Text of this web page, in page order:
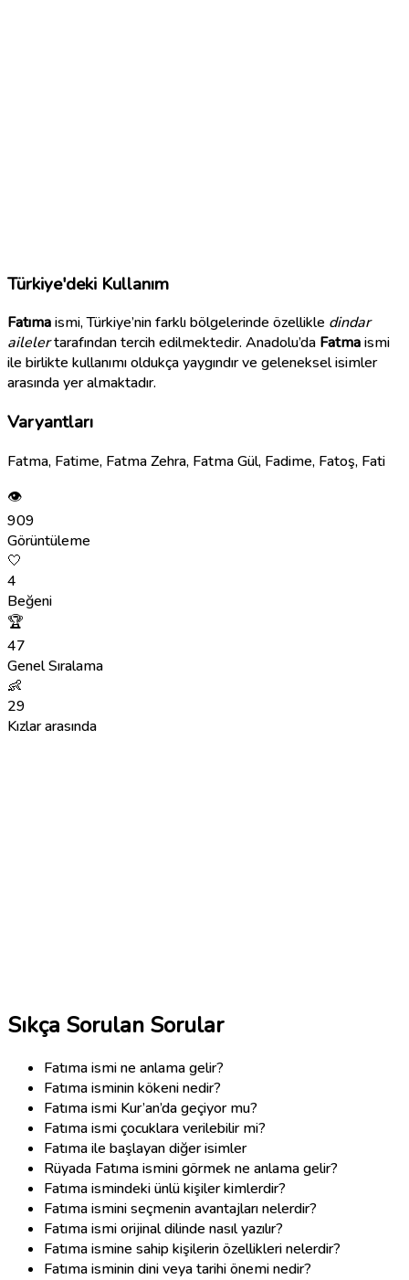
Türkiye'deki Kullanım
Fatımaismi, Türkiye’nin farklı bölgelerinde özellikle dindar
ailelertarafından tercih edilmektedir. Anadolu’da Fatmaismi
ile birlikte kullanımı oldukça yaygındır ve geleneksel isimler
arasında yer almaktadır.
Varyantları
Fatma, Fatime, Fatma Zehra, Fatma Gül, Fadime, Fatoş, Fati
👁
909
Görüntüleme
🤍
4
Beğeni
🏆
47
Genel Sıralama
👶
29
Kızlar arasında
Sıkça Sorulan Sorular
Fatıma ismi ne anlama gelir?
Fatıma isminin kökeni nedir?
Fatıma ismi Kur’an’da geçiyor mu?
Fatıma ismi çocuklara verilebilir mi?
Fatıma ile başlayan diğer isimler
Rüyada Fatıma ismini görmek ne anlama gelir?
Fatıma ismindeki ünlü kişiler kimlerdir?
Fatıma ismini seçmenin avantajları nelerdir?
Fatıma ismi orijinal dilinde nasıl yazılır?
Fatıma ismine sahip kişilerin özellikleri nelerdir?
Fatıma isminin dini veya tarihi önemi nedir?